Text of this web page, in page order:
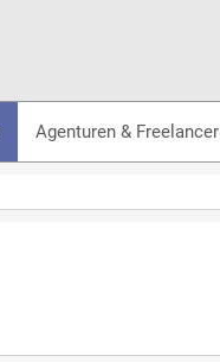
Agenturen & Freelancer